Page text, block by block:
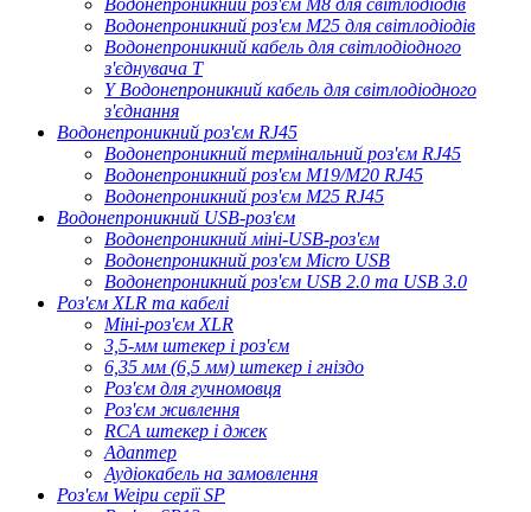
Водонепроникний роз'єм M25 для світлодіодів
Водонепроникний кабель для світлодіодного
з'єднувача T
Y Водонепроникний кабель для світлодіодного
з'єднання
Водонепроникний роз'єм RJ45
Водонепроникний термінальний роз'єм RJ45
Водонепроникний роз'єм M19/M20 RJ45
Водонепроникний роз'єм M25 RJ45
Водонепроникний USB-роз'єм
Водонепроникний міні-USB-роз'єм
Водонепроникний роз'єм Micro USB
Водонепроникний роз'єм USB 2.0 та USB 3.0
Роз'єм XLR та кабелі
Міні-роз'єм XLR
3,5-мм штекер і роз'єм
6,35 мм (6,5 мм) штекер і гніздо
Роз'єм для гучномовця
Роз'єм живлення
RCA штекер і джек
Адаптер
Аудіокабель на замовлення
Роз'єм Weipu серії SP